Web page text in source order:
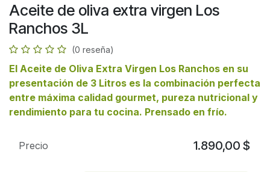
Aceite de oliva extra virgen Los
Ranchos 3L
(0 reseña)
El Aceite de Oliva Extra Virgen Los Ranchos en su
presentación de 3 Litros es la combinación perfecta
entre máxima calidad gourmet, pureza nutricional y
rendimiento para tu cocina. Prensado en frío.
Precio 1.890,00 $